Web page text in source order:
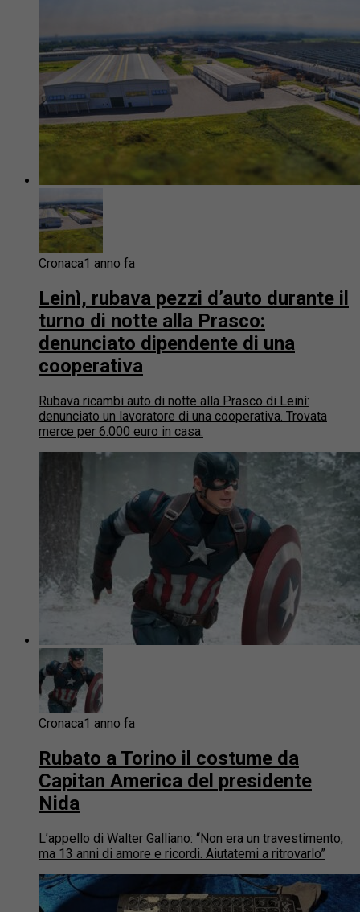
Cronaca1 anno fa
Leinì, rubava pezzi d’auto durante il
turno di notte alla Prasco:
denunciato dipendente di una
cooperativa
Rubava ricambi auto di notte alla Prasco di Leinì:
denunciato un lavoratore di una cooperativa. Trovata
merce per 6.000 euro in casa.
Cronaca1 anno fa
Rubato a Torino il costume da
Capitan America del presidente
Nida
L’appello di Walter Galliano: “Non era un travestimento,
ma 13 anni di amore e ricordi. Aiutatemi a ritrovarlo”